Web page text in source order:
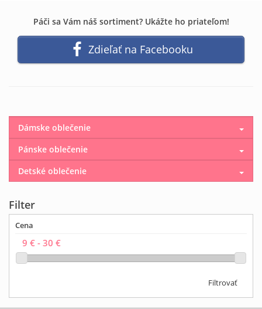
Páči sa Vám náš sortiment? Ukážte ho priateľom!
Zdieľať na Facebooku
Dámske oblečenie
Pánske oblečenie
Detské oblečenie
Filter
Cena
Filtrovať